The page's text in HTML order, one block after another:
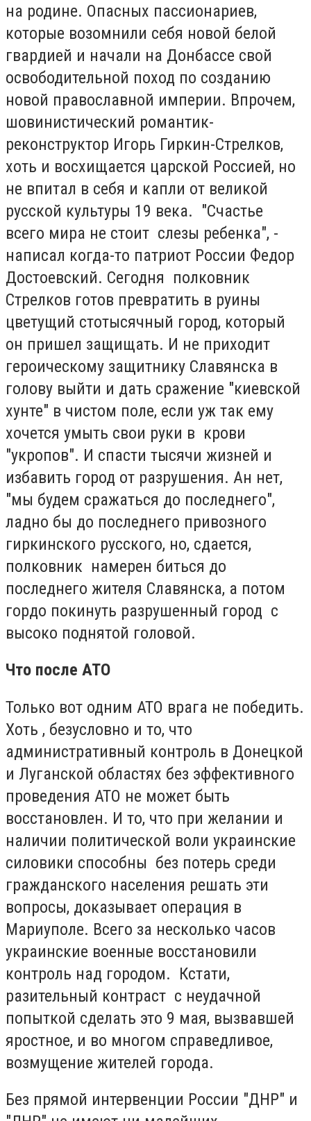
на родине. Опасных пассионариев,
которые возомнили себя новой белой
гвардией и начали на Донбассе свой
освободительной поход по созданию
новой православной империи. Впрочем,
шовинистический романтик-
реконструктор Игорь Гиркин-Стрелков,
хоть и восхищается царской Россией, но
не впитал в себя и капли от великой
русской культуры 19 века. "Счастье
всего мира не стоит слезы ребенка", -
написал когда-то патриот России Федор
Достоевский. Сегодня полковник
Стрелков готов превратить в руины
цветущий стотысячный город, который
он пришел защищать. И не приходит
героическому защитнику Славянска в
голову выйти и дать сражение "киевской
хунте" в чистом поле, если уж так ему
хочется умыть свои руки в крови
"укропов". И спасти тысячи жизней и
избавить город от разрушения. Ан нет,
"мы будем сражаться до последнего",
ладно бы до последнего привозного
гиркинского русского, но, сдается,
полковник намерен биться до
последнего жителя Славянска, а потом
гордо покинуть разрушенный город с
высоко поднятой головой.
Что после АТО
Только вот одним АТО врага не победить.
Хоть , безусловно и то, что
административный контроль в Донецкой
и Луганской областях без эффективного
проведения АТО не может быть
восстановлен. И то, что при желании и
наличии политической воли украинские
силовики способны без потерь среди
гражданского населения решать эти
вопросы, доказывает операция в
Мариуполе. Всего за несколько часов
украинские военные восстановили
контроль над городом. Кстати,
разительный контраст с неудачной
попыткой сделать это 9 мая, вызвавшей
яростное, и во многом справедливое,
возмущение жителей города.
Без прямой интервенции России "ДНР" и